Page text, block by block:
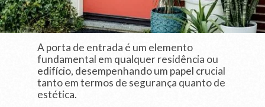
A porta de entrada é um elemento
fundamental em qualquer residência ou
edifício, desempenhando um papel crucial
tanto em termos de segurança quanto de
estética.